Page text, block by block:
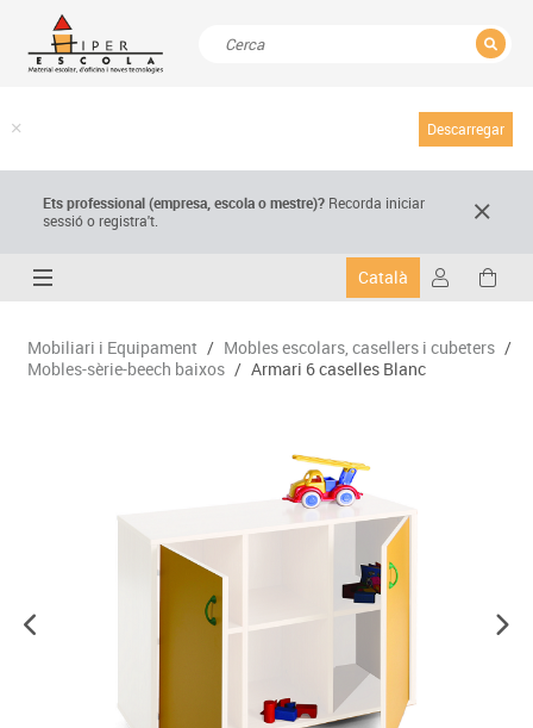
Descarregar
Ets professional (empresa,escola o mestre)? Recorda iniciar
sessió o registra't.
Català
Mobiliari i Equipament / Mobles escolars, casellers i cubeters /
Mobles-sèrie-beech baixos / Armari 6 caselles Blanc